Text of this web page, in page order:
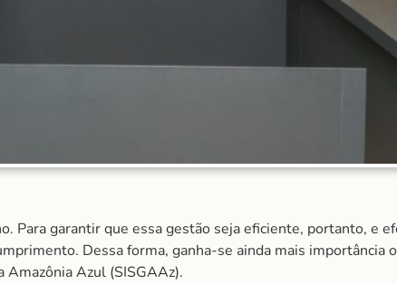
Para garantir que essa gestão seja eficiente, portanto, e
Dessa forma, ganha-se ainda mais importância
Azul (SISGAAz).